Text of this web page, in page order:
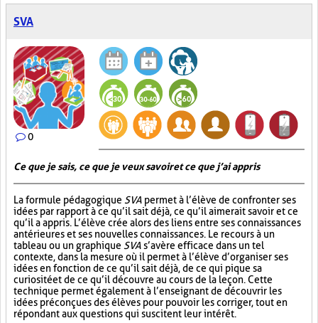
SVA
0
Ce que je sais, ce que je veux savoir et ce que j’ai appris
La formule pédagogique SVA permet à l’élève de confronter ses
idées par rapport à ce qu’il sait déjà, ce qu’il aimerait savoir et ce
qu’il a appris. L’élève crée alors des liens entre ses connaissances
antérieures et ses nouvelles connaissances. Le recours à un
tableau ou un graphique SVA s’avère efficace dans un tel
contexte, dans la mesure où il permet à l’élève d’organiser ses
idées en fonction de ce qu’il sait déjà, de ce qui pique sa
curiosité et de ce qu’il découvre au cours de la leçon. Cette
technique permet également à l’enseignant de découvrir les
idées préconçues des élèves pour pouvoir les corriger, tout en
répondant aux questions qui suscitent leur intérêt.